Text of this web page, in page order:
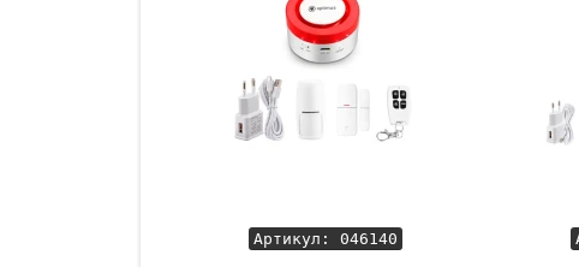
Артикул: 046140